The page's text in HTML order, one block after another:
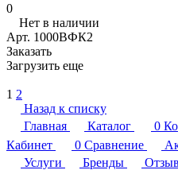
0
Нет в наличии
Арт. 1000ВФК2
Заказать
Загрузить еще
1 2
Назад к списку
Главная
Каталог 0
Кабинет
0 Сравнение
Услуги
Бренды